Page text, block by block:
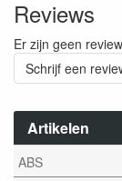
Artikelen
ABS
Reviews
Er zijn geen
Schrijf een